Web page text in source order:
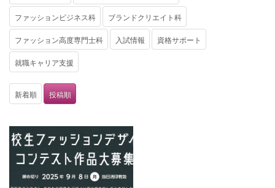
ファッションビジネス科 ブランドクリエイト科
ファッション高度専門士科 入試情報 資格サポート
就職キャリア支援
新着順 投稿順